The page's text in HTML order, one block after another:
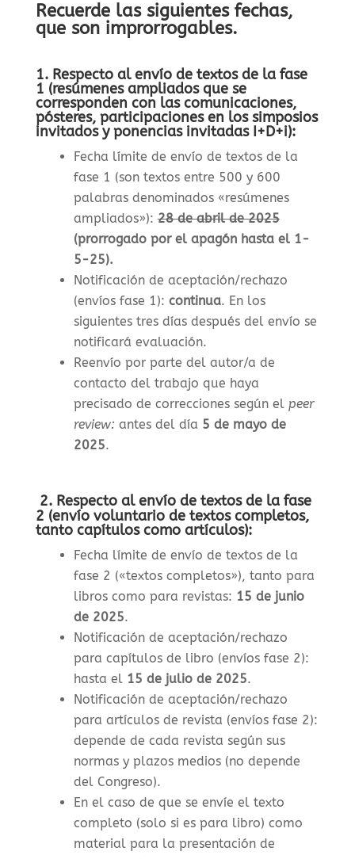
Recuerde las siguientes fechas,
que son improrrogables.
1. Respecto al envío de textos de la fase
1 (resúmenes ampliados que se
corresponden con las comunicaciones,
pósteres, participaciones en los simposios
invitados y ponencias invitadas I+D+i):
Fecha límite de envío de textos de la
fase 1 (son textos entre 500 y 600
palabras denominados «resúmenes
ampliados»):28 de abril de 2025
(prorrogado por el apagón hasta el 1-
5-25).
Notificación de aceptación/rechazo
(envíos fase 1): continua. En los
siguientes tres días después del envío se
notificará evaluación.
Reenvío por parte del autor/a de
contacto del trabajo que haya
precisado de correcciones según el peer
review: antes del día 5 de mayo de
2025.
2. Respecto al envío de textos de la fase
2 (envío voluntario de textos completos,
tanto capítulos como artículos):
Fecha límite de envío de textos de la
fase 2 («textos completos»), tanto para
libros como para revistas: 15 de junio
de 2025.
Notificación de aceptación/rechazo
para capítulos de libro (envíos fase 2):
hasta el 15 de julio de 2025.
Notificación de aceptación/rechazo
para artículos de revista (envíos fase 2):
depende de cada revista según sus
normas y plazos medios (no depende
del Congreso).
En el caso de que se envíe el texto
completo (solo si es para libro) como
material para la presentación de